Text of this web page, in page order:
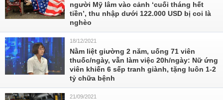
người Mỹ lâm vào cảnh ‘cuối tháng hết
tiền’, thu nhập dưới 122.000 USD bị coi là
nghèo
18/12/2021
Nằm liệt giường 2 năm, uống 71 viên
thuốc/ngày, vẫn làm việc 20h/ngày: Nữ ứng
viên khiến 6 sếp tranh giành, tặng luôn 1-2
tỷ chữa bệnh
21/09/2021